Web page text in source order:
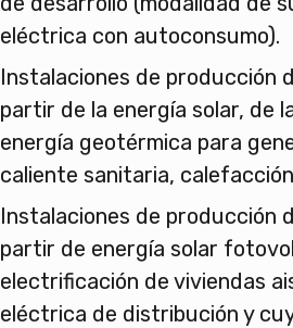
eléctrica con autoconsumo).
Instalaciones de producción
partir de la energía solar, de
energía geotérmica para
caliente sanitaria,
Instalaciones de producción
partir de energía solar
electrificación de viviendas
eléctrica de distribución y